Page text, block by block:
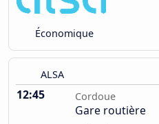
Économique
ALSA
12:45 Cordoue
Gare routière